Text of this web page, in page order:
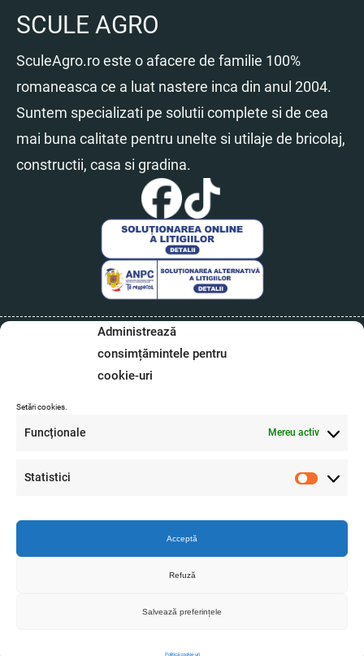
Administrează
consimțămintele pentru
cookie-uri
Setări cookies.
Funcționale Mereu activ
Statistici Statistici
Acceptă
Refuză
Salvează preferințele
Politică cookie-uri
SCULE AGRO
SculeAgro.ro este o afacere de familie 100%
romaneasca ce a luat nastere inca din anul 2004.
Suntem specializati pe solutii complete si de cea
mai buna calitate pentru unelte si utilaje de bricolaj,
constructii, casa si gradina.
CONTACT